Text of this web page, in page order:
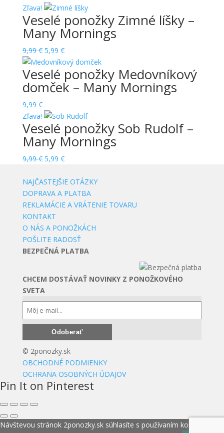
Zľava!
Veselé ponožky Zimné líšky –
Many Mornings
9,99€ Original
price
was:
9,99 €.
5,99 €Current
price
is:
5,99 €.
Veselé ponožky Medovníkový
domček – Many Mornings
9,99 €
Zľava!
Veselé ponožky Sob Rudolf –
Many Mornings
9,99€ Original
was:
9,99 €.
5,99 €Current
is:
5,99 €.
NAJČASTEJŠIE OTÁZKY
DOPRAVA A PLATBA
REKLAMÁCIE A VRÁTENIE TOVARU
KONTAKT
O NÁS A PONOŽKÁCH
POŠLITE RADOSŤ
BEZPEČNÁ PLATBA
CHCEM DOSTÁVAŤ NOVINKY Z PONOŽKOVÉHO
SVETA
© 2ponozky.sk
OBCHODNÉ PODMIENKY
OCHRANA OSOBNÝCH ÚDAJOV
Pin It on Pinterest
Návštevou stránok 2ponozky.sk súhlasíte s používaním koláčikov